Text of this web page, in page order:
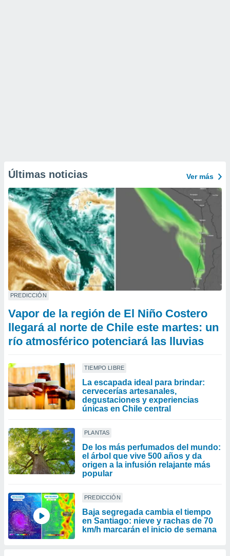
Últimas noticias Ver más
PREDICCIÓN
Vapor de la región de El Niño Costero
llegará al norte de Chile este martes: un
río atmosférico potenciará las lluvias
TIEMPO LIBRE
La escapada ideal para brindar:
cervecerías artesanales,
degustaciones y experiencias
únicas en Chile central
PLANTAS
De los más perfumados del mundo:
el árbol que vive 500 años y da
origen a la infusión relajante más
popular
PREDICCIÓN
Baja segregada cambia el tiempo
en Santiago: nieve y rachas de 70
km/h marcarán el inicio de semana